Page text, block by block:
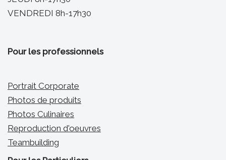
VENDREDI 8h-17h30
Pour les professionnels
Portrait Corporate
Photos de produits
Photos Culinaires
Reproduction d'oeuvres
Teambuilding